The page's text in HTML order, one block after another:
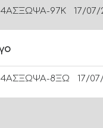
97Κ 17/07/
4ΑΣΞΩΨΑ-8ΞΩ 17/07/